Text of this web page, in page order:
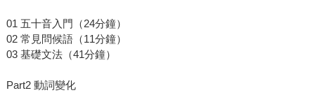
01 五十音入門（24分鐘）
02 常見問候語（11分鐘）
03 基礎文法（41分鐘）
Part2 動詞變化